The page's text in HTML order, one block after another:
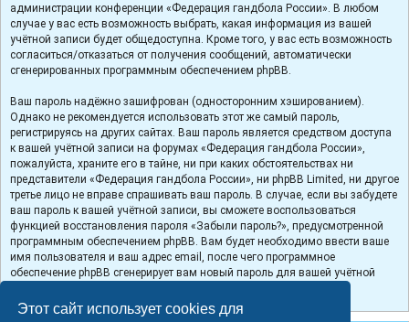
Этот сайт использует cookies для
администрации конференции «Федерация гандбола России». В любом
случае у вас есть возможность выбрать, какая информация из вашей
учётной записи будет общедоступна. Кроме того, у вас есть возможность
согласиться/отказаться от получения сообщений, автоматически
сгенерированных программным обеспечением phpBB.
Ваш пароль надёжно зашифрован (односторонним хэшированием).
Однако не рекомендуется использовать этот же самый пароль,
регистрируясь на других сайтах. Ваш пароль является средством доступа
к вашей учётной записи на форумах «Федерация гандбола России»,
пожалуйста, храните его в тайне, ни при каких обстоятельствах ни
представители «Федерация гандбола России», ни phpBB Limited, ни другое
третье лицо не вправе спрашивать ваш пароль. В случае, если вы забудете
ваш пароль к вашей учётной записи, вы сможете воспользоваться
функцией восстановления пароля «Забыли пароль?», предусмотренной
программным обеспечением phpBB. Вам будет необходимо ввести ваше
имя пользователя и ваш адрес email, после чего программное
обеспечение phpBB сгенерирует вам новый пароль для вашей учётной